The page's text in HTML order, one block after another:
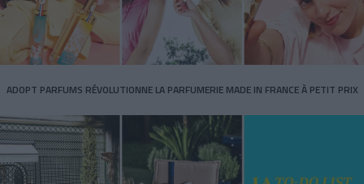
ADOPT PARFUMS RÉVOLUTIONNE LA PARFUMERIE MADE IN FRANCE À PETIT PRIX